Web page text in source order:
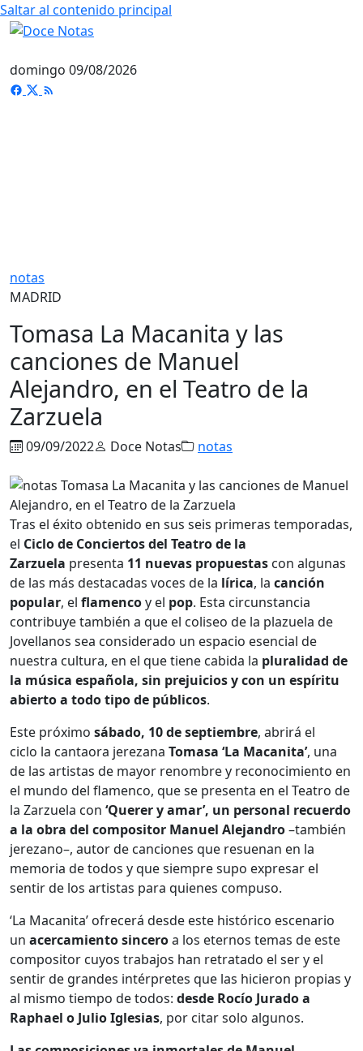
Saltar al contenido principal
domingo 09/08/2026
notas
MADRID
Tomasa La Macanita y las
canciones de Manuel
Alejandro, en el Teatro de la
Zarzuela
09/09/2022 Doce Notas notas
Tras el éxito obtenido en sus seis primeras temporadas,
el Ciclo de Conciertos del Teatro de la
Zarzuela presenta 11 nuevas propuestas con algunas
de las más destacadas voces de la lírica, la canción
popular, el flamencoy el pop. Esta circunstancia
contribuye también a que el coliseo de la plazuela de
Jovellanos sea considerado un espacio esencial de
nuestra cultura, en el que tiene cabida la pluralidad de
la música española, sin prejuicios y con un espíritu
abierto a todo tipo de públicos.
Este próximo sábado, 10 de septiembre, abrirá el
ciclo la cantaora jerezana Tomasa ‘La Macanita’, una
de las artistas de mayor renombre y reconocimiento en
el mundo del flamenco, que se presenta en el Teatro de
la Zarzuela con ‘Querer y amar’, un personal recuerdo
a la obra del compositor Manuel Alejandro–también
jerezano–, autor de canciones que resuenan en la
memoria de todos y que siempre supo expresar el
sentir de los artistas para quienes compuso.
‘La Macanita’ ofrecerá desde este histórico escenario
un acercamiento sinceroa los eternos temas de este
compositor cuyos trabajos han retratado el ser y el
sentir de grandes intérpretes que las hicieron propias y
al mismo tiempo de todos: desde Rocío Jurado a
Raphael o Julio Iglesias, por citar solo algunos.